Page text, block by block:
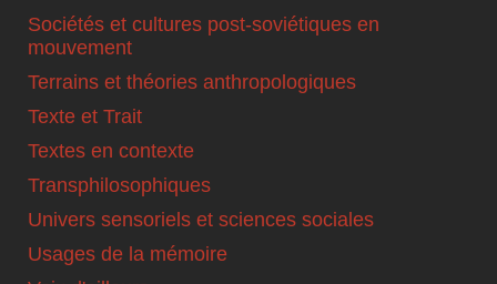
Sociétés et cultures post-soviétiques en
mouvement
Terrains et théories anthropologiques
Texte et Trait
Textes en contexte
Transphilosophiques
Univers sensoriels et sciences sociales
Usages de la mémoire